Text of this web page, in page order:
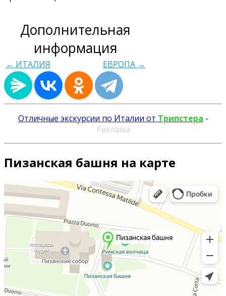
Дополнительная
информация
← ИТАЛИЯ ЕВРОПА →
Отличные экскурсии по Италии от Трипстера -
Реклама
Пизанская башня на карте